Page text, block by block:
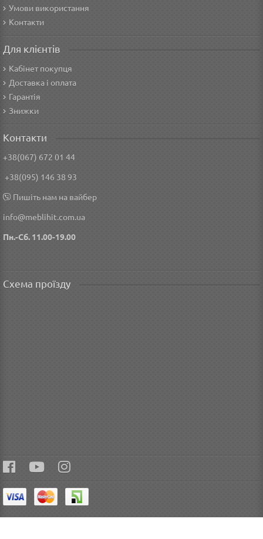
Умови використання
Контакти
Для клієнтів
Кабінет покупця
Доставка і оплата
Гарантія
Знижки
Контакти
+38(067) 672 01 44
+38(095) 146 38 93
Пишіть нам на вайбер
info@meblihit.com.ua
Пн.-Сб. 11.00-19.00
Схема проїзду